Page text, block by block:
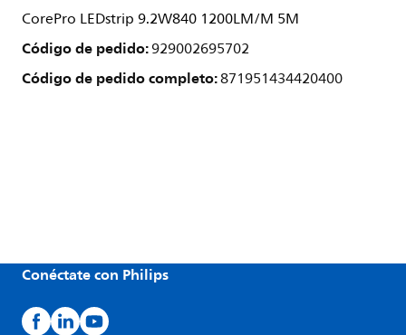
CorePro LEDstrip 9.2W840 1200LM/M 5M
Código de pedido:929002695702
Código de pedido completo:871951434420400
Conéctate con Philips